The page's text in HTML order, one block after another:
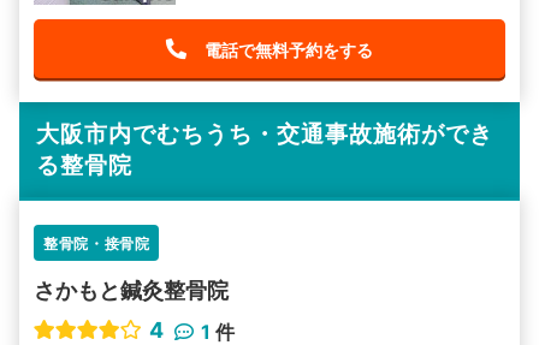
電話で無料予約をする
大阪市内でむちうち・交通事故施術ができ
る整骨院
整骨院・接骨院
さかもと鍼灸整骨院
4
1 件